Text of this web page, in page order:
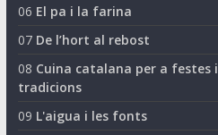
06 El pa i la farina
07 De l’hort al rebost
08 Cuina catalana per a festes i
tradicions
09 L'aigua i les fonts